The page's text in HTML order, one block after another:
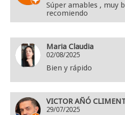
Súper amables , muy
recomiendo
Maria Claudia
02/08/2025
Bien y rápido
VICTOR AÑÓ
29/07/2025